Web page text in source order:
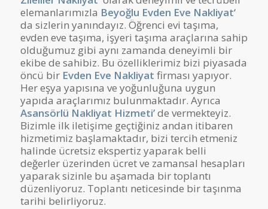
elemanlarımızla Beyoğlu Evden Eve Nakliyat‘
da sizlerin yanındayız. Öğrenci evi taşıma,
evden eve taşıma, işyeri taşıma araçlarına sahip
olduğumuz gibi aynı zamanda deneyimli bir
ekibe de sahibiz. Bu özelliklerimiz bizi piyasada
öncü bir Evden Eve Nakliyat firması yapıyor.
Her eşya yapısına ve yoğunluğuna uygun
yapıda araçlarımız bulunmaktadır. Ayrıca
Asansörlü Nakliyat Hizmeti’de vermekteyiz.
Bizimle ilk iletişime geçtiğiniz andan itibaren
hizmetimiz başlamaktadır, bizi tercih etmeniz
halinde ücretsiz ekspertiz yaparak belli
değerler üzerinden ücret ve zamansal hesapları
yaparak sizinle bu aşamada bir toplantı
düzenliyoruz. Toplantı neticesinde bir taşınma
tarihi belirliyoruz.